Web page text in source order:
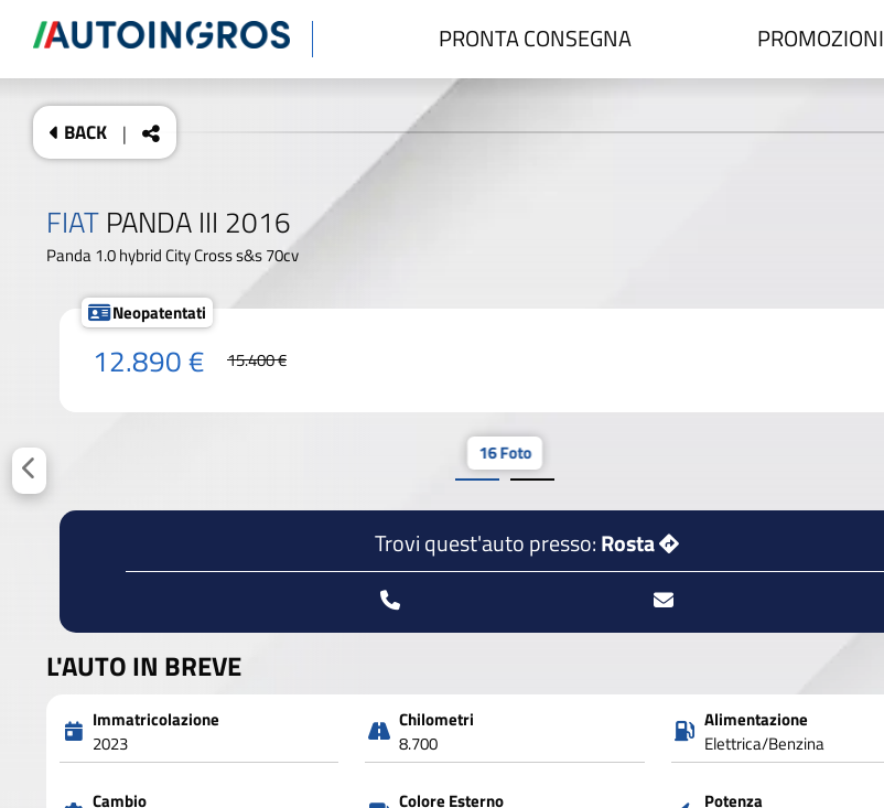
PRONTA CONSEGNA PROMOZIONI
BACK |
FIAT PANDA III 2016
Panda 1.0 hybrid City Cross s&s 70cv
Neopatentati
12.890 € 15.400 €
16 Foto
Trovi quest'auto presso:Rosta
L'AUTO IN BREVE
Immatricolazione
2023
Chilometri
8.700
Alimentazione
Elettrica/Benzina
Cambio
Colore Esterno
Potenza